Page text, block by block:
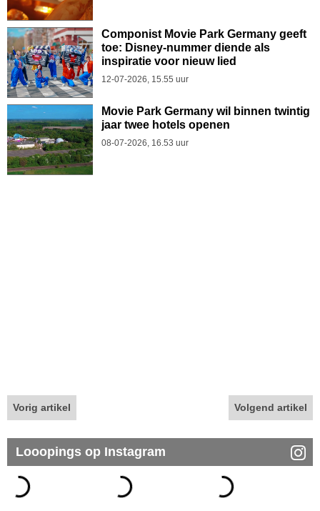
Componist Movie Park Germany geeft
toe: Disney-nummer diende als
inspiratie voor nieuw lied
12-07-2026, 15.55 uur
Movie Park Germany wil binnen twintig
jaar twee hotels openen
08-07-2026, 16.53 uur
Vorig artikel Volgend artikel
Looopings op Instagram